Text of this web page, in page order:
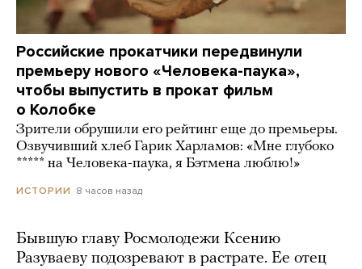
Российские прокатчики передвинули
премьеру нового «Человека-паука»,
чтобы выпустить в прокат фильм
о Колобке
Зрители обрушили его рейтинг еще до премьеры.
Озвучивший хлеб Гарик Харламов: «Мне глубоко
***** на Человека-паука, я Бэтмена люблю!»
ИСТОРИИ 8 часов назад
Бывшую главу Росмолодежи Ксению
Разуваеву подозревают в растрате. Ее отец